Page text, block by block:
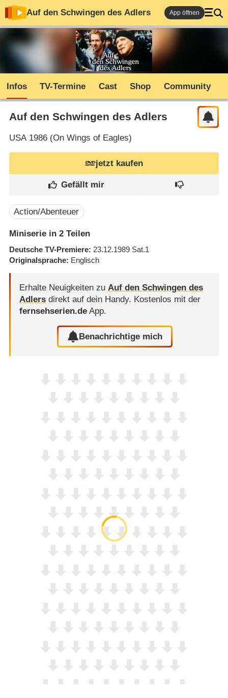
Auf den Schwingen des Adlers App öffnen
Infos TV-Termine Cast Shop Community
Auf den Schwingen des Adlers
USA1986 (On Wings of Eagles)
jetzt kaufen
Action/Abenteuer
Miniserie in 2 Teilen
Deutsche TV-Premiere 23.12.1989 Sat.1
Originalsprache Englisch
Erhalte Neuigkeiten zu Auf den Schwingen des
Adlersdirekt auf dein Handy. Kostenlos mit der
fernsehserien.deApp.
Benachrichtige mich